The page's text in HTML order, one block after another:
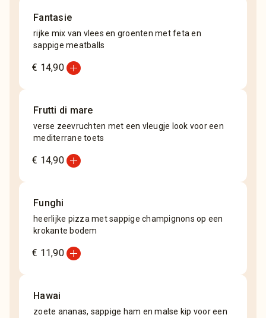
Fantasie
rijke mix van vlees en groenten met feta en
sappige meatballs
€ 14,90add_circle
Frutti di mare
verse zeevruchten met een vleugje look voor een
mediterrane toets
€ 14,90add_circle
Funghi
heerlijke pizza met sappige champignons op een
krokante bodem
€ 11,90add_circle
Hawai
zoete ananas, sappige ham en malse kip voor een